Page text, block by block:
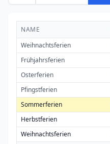
NAME
Weihnachtsferien
Frühjahrsferien
Osterferien
Pfingstferien
Sommerferien
Herbstferien
Weihnachtsferien